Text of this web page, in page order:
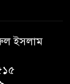
পাল্টাপাল্টি
আরও
ইসলাম